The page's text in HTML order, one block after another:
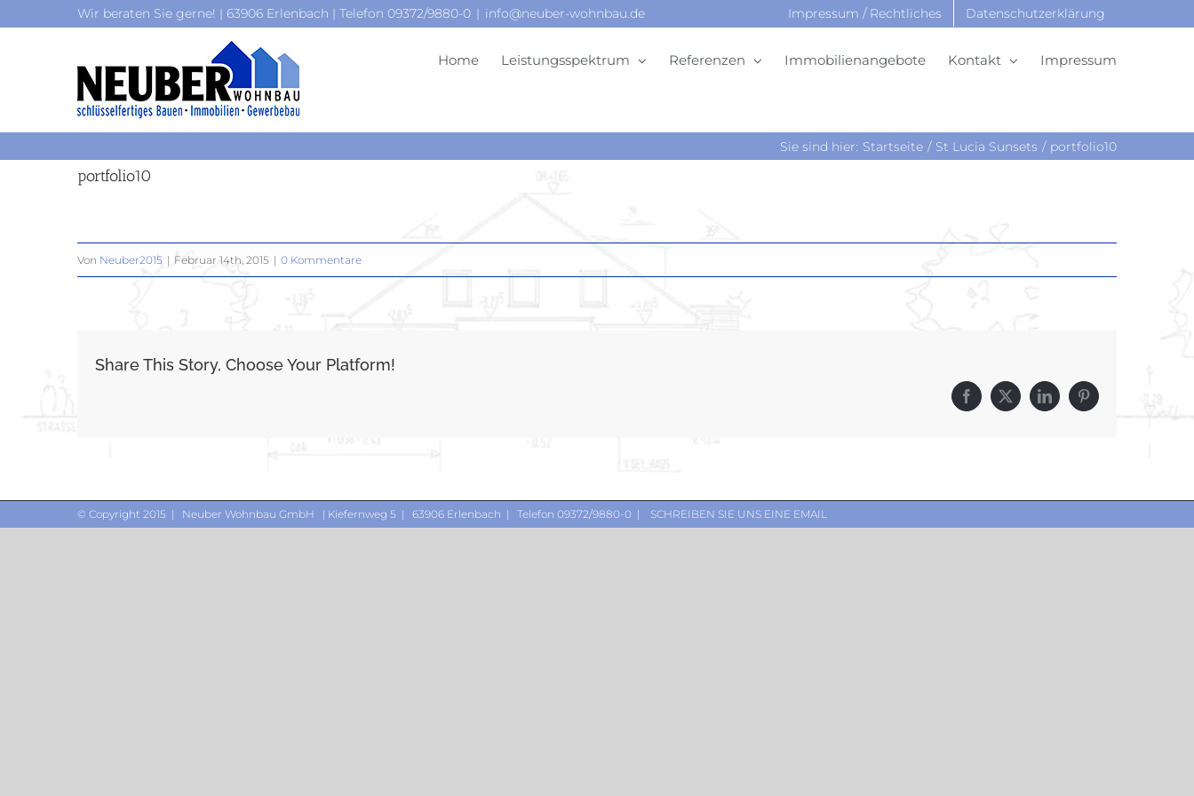
Wir beraten Sie gerne! | 63906 Erlenbach | Telefon 09372/9880-0 | info@neuber-wohnbau.de Impressum / Rechtliches Datenschutzerklärung
Home Leistungsspektrum Referenzen Immobilienangebote Kontakt Impressum
Sie sind hier: Startseite St Lucia Sunsets portfolio10
portfolio10
Von Neuber2015 | Februar 14th, 2015 | 0 Kommentare
Share This Story, Choose Your Platform!
Facebook
X LinkedInPinterest
© Copyright 2015 | Neuber Wohnbau GmbH | Kiefernweg 5 | 63906 Erlenbach | Telefon 09372/9880-0 | SCHREIBEN SIE UNS EINE EMAIL